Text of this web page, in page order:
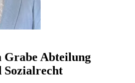
Grabe Abteilung
Sozialrecht